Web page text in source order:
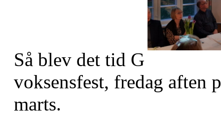
Så blev det tid G
voksensfest, fredag aften
marts.